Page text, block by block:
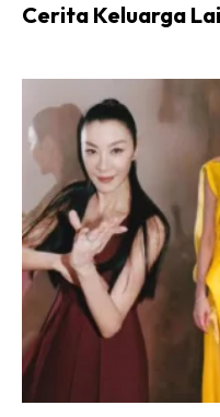
Untuk perkembangan
Gelagat Fatima
Menerusi video yang
“Thanks for cracking us
Apa yang menarik
seakan sedang menangis
ketawa.
Cerita Keluarga